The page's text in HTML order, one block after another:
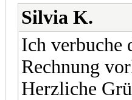
Silvia K.
Ich verbuche
Rechnung
Herzliche